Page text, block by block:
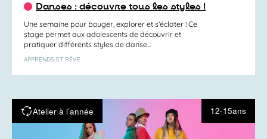
Danses : découvre tous les styles !
Une semaine pour bouger, explorer et s’éclater ! Ce
stage permet aux adolescents de découvrir et
pratiquer différents styles de danse...
APPRENDS ET RÊVE
Atelier à l’année 12-15ans